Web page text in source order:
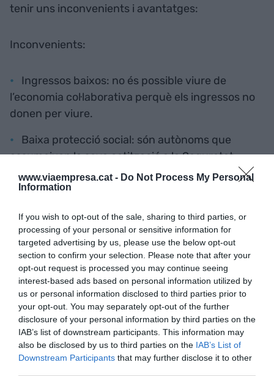
www.viaempresa.cat - Do Not Process My Personal
Information
If you wish to opt-out of the sale, sharing to third parties, or
processing of your personal or sensitive information for
targeted advertising by us, please use the below opt-out
section to confirm your selection. Please note that after your
opt-out request is processed you may continue seeing
interest-based ads based on personal information utilized by
us or personal information disclosed to third parties prior to
your opt-out. You may separately opt-out of the further
disclosure of your personal information by third parties on the
IAB’s list of downstream participants. This information may
also be disclosed by us to third parties on the IAB’s List of
Downstream Participants that may further disclose it to other
tenir uns inconvenients i avantatges:
Inconvenients:
Ingressos baixos: no és possible viure de
l’economia col·laborativa perquè els ingressos no
donen per viure.
Baixa protecció social: són autònoms que
assumeixen la seva cotització a la Seguretat
Social
Elevada competència: moltes plataformes
Poca negociació: les plataformes posen les
condicions i els treballadors les han d’acceptar
Subordinació al client: els treballadors es poden
veure obligats a assumir situacions que no
coincideixen amb els seu interessos per tenir
ingressos